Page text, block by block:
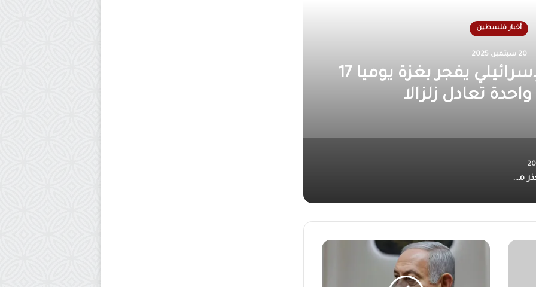
أخبار فلسطين
14 يوليو، 2025
إنسانية في غزة بسبب
الصحي والمعيشي
الأونروا تحذر من كارثة إنسانية في غزة بسبب تدهور الوضع الصحي والمعيشي